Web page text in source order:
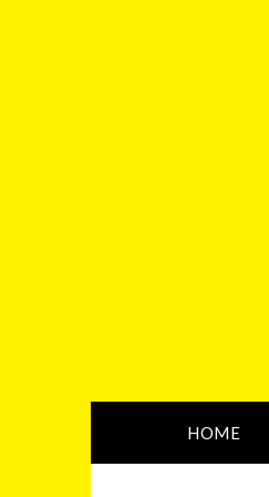
HOME